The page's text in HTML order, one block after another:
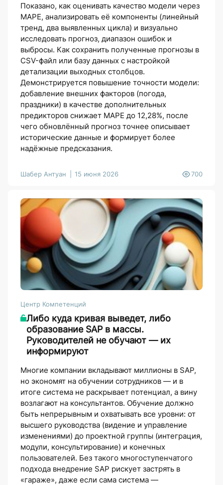
Показано, как оценивать качество модели через
MAPE, анализировать её компоненты (линейный
тренд, два выявленных цикла) и визуально
исследовать прогноз, диапазон ошибок и
выбросы. Как сохранить полученные прогнозы в
CSV-файл или базу данных с настройкой
детализации выходных столбцов.
Демонстрируется повышение точности модели:
добавление внешних факторов (погода,
праздники) в качестве дополнительных
предикторов снижает MAPE до 12,28%, после
чего обновлённый прогноз точнее описывает
исторические данные и формирует более
надёжные предсказания.
Шабер Антуан 15 июня 2026 700
Центр Компетенций
Либо куда кривая выведет, либо
образование SAP в массы.
Руководителей не обучают — их
информируют
Многие компании вкладывают миллионы в SAP,
но экономят на обучении сотрудников — и в
итоге система не раскрывает потенциал, а вину
возлагают на консультантов. Обучение должно
быть непрерывным и охватывать все уровни: от
высшего руководства (видение и управление
изменениями) до проектной группы (интеграция,
модули, консультирование) и конечных
пользователей. Без такого многоступенчатого
подхода внедрение SAP рискует застрять в
«гараже», даже если сама система —